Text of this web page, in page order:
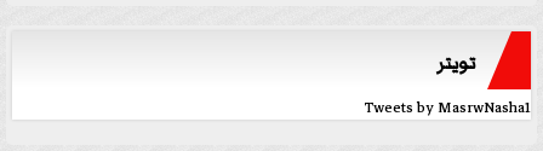
تويتر
Tweets by MasrwNasha1